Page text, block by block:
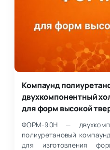
Компаунд
двухкомпонентный
для форм высокой
ФОРМ-90Н —
полиуретановый
для изготовления